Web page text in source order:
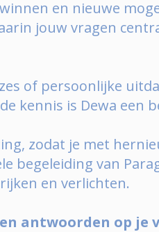
en nieuwe
jouw vragen
of persoonlijke
kennis is Dewa
zodat je met
begeleiding van
en verlichten.
antwoorden op je